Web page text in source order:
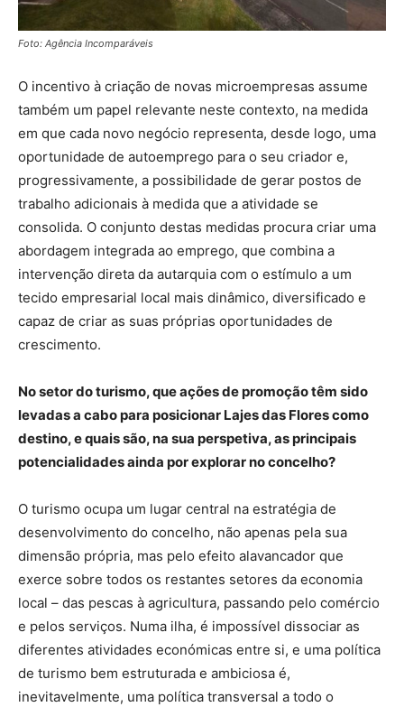
Foto: Agência Incomparáveis
O incentivo à criação de novas microempresas assume
também um papel relevante neste contexto, na medida
em que cada novo negócio representa, desde logo, uma
oportunidade de autoemprego para o seu criador e,
progressivamente, a possibilidade de gerar postos de
trabalho adicionais à medida que a atividade se
consolida. O conjunto destas medidas procura criar uma
abordagem integrada ao emprego, que combina a
intervenção direta da autarquia com o estímulo a um
tecido empresarial local mais dinâmico, diversificado e
capaz de criar as suas próprias oportunidades de
crescimento.
No setor do turismo, que ações de promoção têm sido
levadas a cabo para posicionar Lajes das Flores como
destino, e quais são, na sua perspetiva, as principais
potencialidades ainda por explorar no concelho?
O turismo ocupa um lugar central na estratégia de
desenvolvimento do concelho, não apenas pela sua
dimensão própria, mas pelo efeito alavancador que
exerce sobre todos os restantes setores da economia
local – das pescas à agricultura, passando pelo comércio
e pelos serviços. Numa ilha, é impossível dissociar as
diferentes atividades económicas entre si, e uma política
de turismo bem estruturada e ambiciosa é,
inevitavelmente, uma política transversal a todo o